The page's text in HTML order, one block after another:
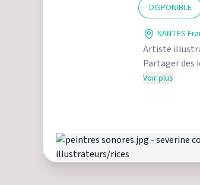
DISPONIBLE
NANTES
Artiste
Partager des
Ateliers,
Voir plus